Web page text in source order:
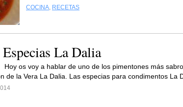
COCINA, RECETAS
La Dalia
Hoy os voy a hablar de uno de los pimentones más
de la Vera La Dalia. Las especias para condimentos La